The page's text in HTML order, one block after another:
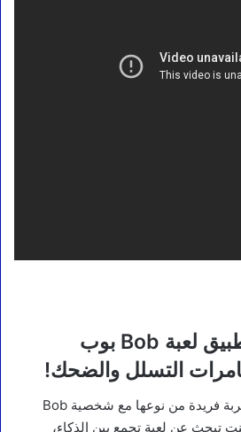
قم الآن بتحميل تطبيق لعبة Bob بوب
التسلل والضحك!
لا تفوّت الفرصة لخوض تجربة فريدة من نوعها مع شخصية Bob
تبحث عن لعبة تجمع بين الذكاء،